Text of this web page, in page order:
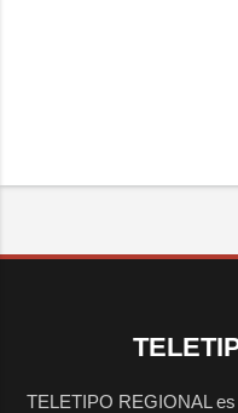
TELETIPO REGIONAL